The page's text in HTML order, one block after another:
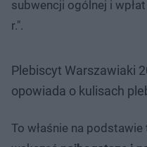
subwencji ogólnej i
r.".
Plebiscyt Warszawiaki
opowiada o kulisach
To właśnie na